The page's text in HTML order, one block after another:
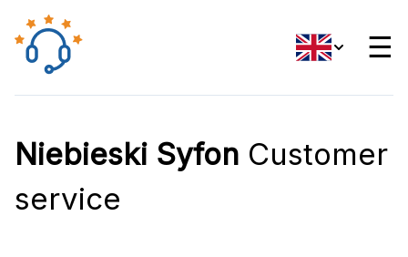
☰
Niebieski Syfon Customer
service